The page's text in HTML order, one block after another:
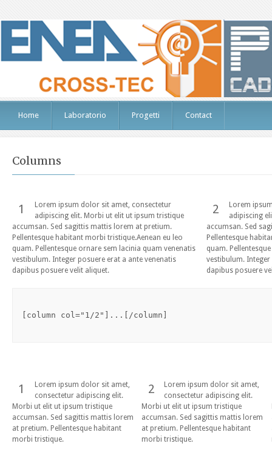
Home Laboratorio Progetti Contact
Columns
1
Lorem ipsum dolor sit amet, consectetur
adipiscing elit. Morbi ut elit ut ipsum tristique
accumsan. Sed sagittis mattis lorem at pretium.
Pellentesque habitant morbi tristique.Aenean eu leo
quam. Pellentesque ornare sem lacinia quam venenatis
vestibulum. Integer posuere erat a ante venenatis
dapibus posuere velit aliquet.
2
Lorem
adipiscing
accumsan. Sed
Pellentesque
quam.
vestibulum.
dapibus posuere
[column col="1/2"]...[/column]
1
Lorem ipsum dolor sit amet,
consectetur adipiscing elit.
Morbi ut elit ut ipsum tristique
accumsan. Sed sagittis mattis lorem
at pretium. Pellentesque habitant
morbi tristique.
2
Lorem ipsum dolor sit amet,
consectetur adipiscing elit.
Morbi ut elit ut ipsum tristique
accumsan. Sed sagittis mattis lorem
at pretium. Pellentesque habitant
morbi tristique.